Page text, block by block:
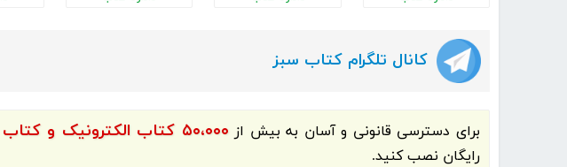
کانال تلگرام کتاب سبز
برای دسترسی قانونی و آسان به بیش از ۵۰،۰۰۰ کتاب الکترونیک و کتاب صوتی فارسی
رایگان نصب کنید.